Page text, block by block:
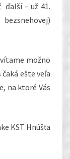
ďalší – už 41.
možno
ešte veľa
na ktoré Vás
KST Hnúšťa